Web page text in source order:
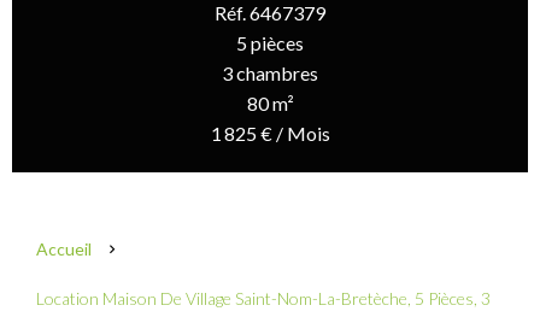
Réf. 6467379
5 pièces
3 chambres
80 m²
1 825 € / Mois
Accueil
Location Maison De Village Saint-Nom-La-Bretèche, 5 Pièces, 3